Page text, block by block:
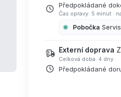
Předpokládané
Čas opravy: 5 minut ·
Pobočka
Externí doprava
Celková doba: 4 dny
Předpokládané